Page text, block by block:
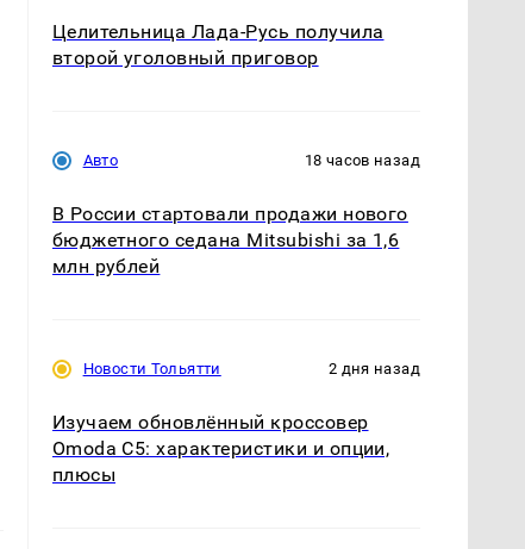
Целительница Лада-Русь получила
второй уголовный приговор
Авто 18 часов назад
В России стартовали продажи нового
бюджетного седана Mitsubishi за 1,6
млн рублей
Новости Тольятти 2 дня назад
Изучаем обновлённый кроссовер
Omoda C5: характеристики и опции,
плюсы